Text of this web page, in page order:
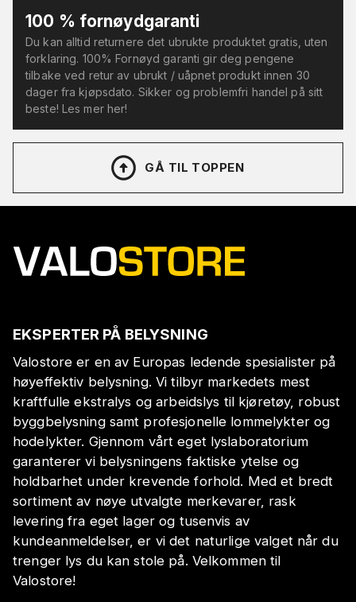
100 % fornøydgaranti
Du kan alltid returnere det ubrukte produktet gratis, uten
forklaring. 100% Fornøyd garanti gir deg pengene
tilbake ved retur av ubrukt / uåpnet produkt innen 30
dager fra kjøpsdato. Sikker og problemfri handel på sitt
beste! Les mer her!
GÅ TIL TOPPEN
EKSPERTER PÅ BELYSNING
Valostore er en av Europas ledende spesialister på
høyeffektiv belysning. Vi tilbyr markedets mest
kraftfulle ekstralys og arbeidslys til kjøretøy, robust
byggbelysning samt profesjonelle lommelykter og
hodelykter. Gjennom vårt eget lyslaboratorium
garanterer vi belysningens faktiske ytelse og
holdbarhet under krevende forhold. Med et bredt
sortiment av nøye utvalgte merkevarer, rask
levering fra eget lager og tusenvis av
kundeanmeldelser, er vi det naturlige valget når du
trenger lys du kan stole på. Velkommen til
Valostore!